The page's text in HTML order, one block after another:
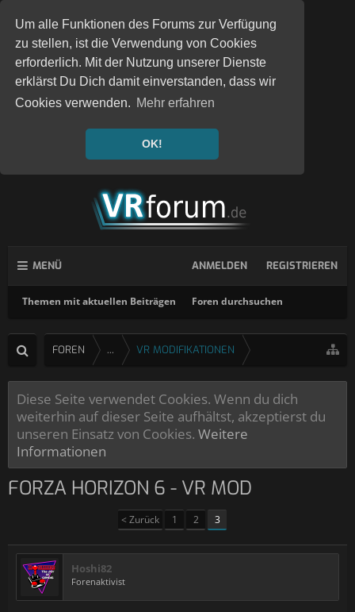
Um alle Funktionen des Forums zur Verfügung
zu stellen, ist die Verwendung von Cookies
erforderlich. Mit der Nutzung unserer Dienste
erklärst Du Dich damit einverstanden, dass wir
Cookies verwenden. Mehr erfahren
OK!
MENÜ
Themen mit aktuellen Beiträgen Foren durchsuchen
ANMELDEN REGISTRIEREN
FOREN ... VR MODIFIKATIONEN
Diese Seite verwendet Cookies. Wenn du dich
weiterhin auf dieser Seite aufhältst, akzeptierst du
unseren Einsatz von Cookies. Weitere
Informationen
FORZA HORIZON 6 - VR MOD
< Zurück 1 2 3
Hoshi82
Forenaktivist